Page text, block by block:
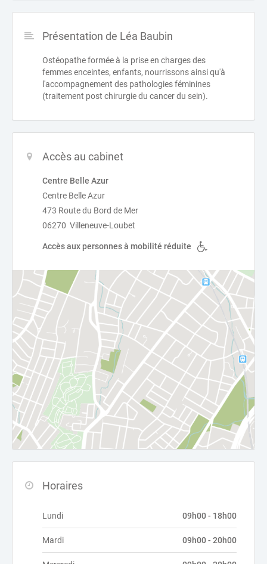
Présentation de Léa Baubin
Ostéopathe formée à la prise en charges des
femmes enceintes, enfants, nourrissons ainsi qu'à
l'accompagnement des pathologies féminines
(traitement post chirurgie du cancer du sein).
Accès au cabinet
Centre Belle Azur
Centre Belle Azur
473 Route du Bord de Mer
06270 Villeneuve-Loubet
Accès aux personnes à mobilité réduite
Horaires
Lundi 09h00 - 18h00
Mardi 09h00 - 20h00